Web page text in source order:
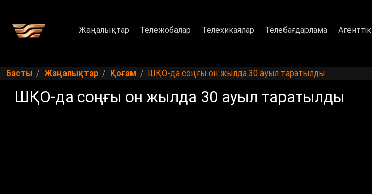
Жаңалықтар Тележобалар Телехикаялар Телебағдарлама Агенттік
Басты Жаңалықтар Қоғам ШҚО-да соңғы он жылда 30 ауыл таратылды
ШҚО-да соңғы он жылда 30 ауыл таратылды